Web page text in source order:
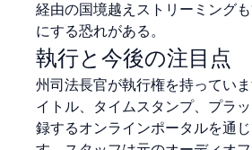
経由の国境越えストリーミング
にする恐れがある。
執行と今後の注目点
州司法長官が執行権を持ってい
イトル、タイムスタンプ、プラ
録するオンラインポータルを通